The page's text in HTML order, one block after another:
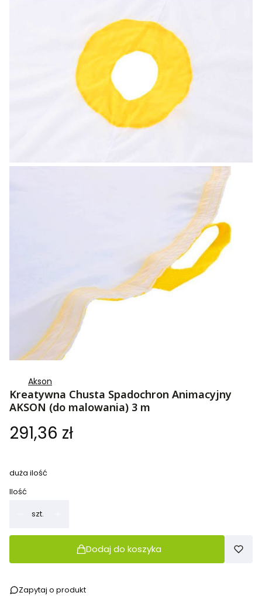
Akson
Kreatywna Chusta Spadochron Animacyjny
AKSON (do malowania) 3 m
Cena
291,36 zł
duża ilość
Ilość
szt.
Dodaj do koszyka
Zapytaj o produkt